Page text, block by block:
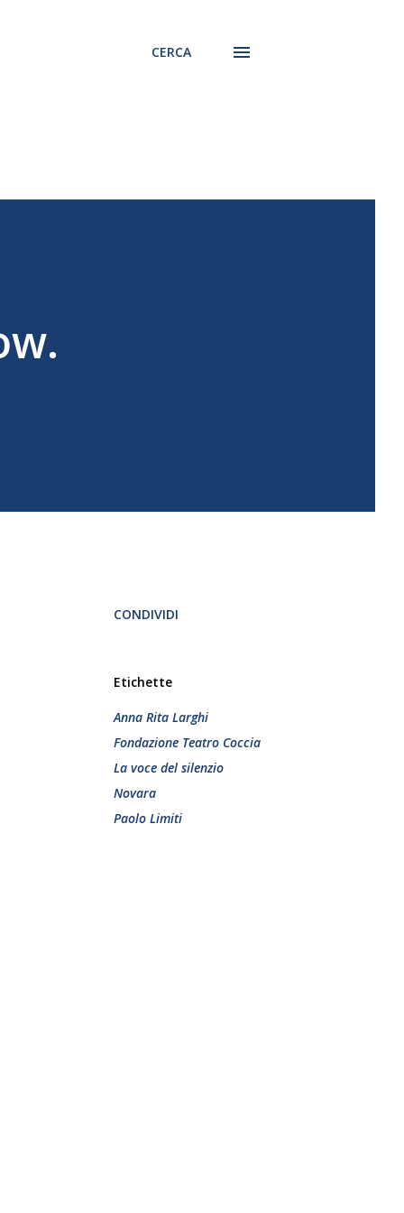
CERCA
CONDIVIDI
Etichette
Anna Rita Larghi
Fondazione Teatro Coccia
La voce del silenzio
Novara
Paolo Limiti